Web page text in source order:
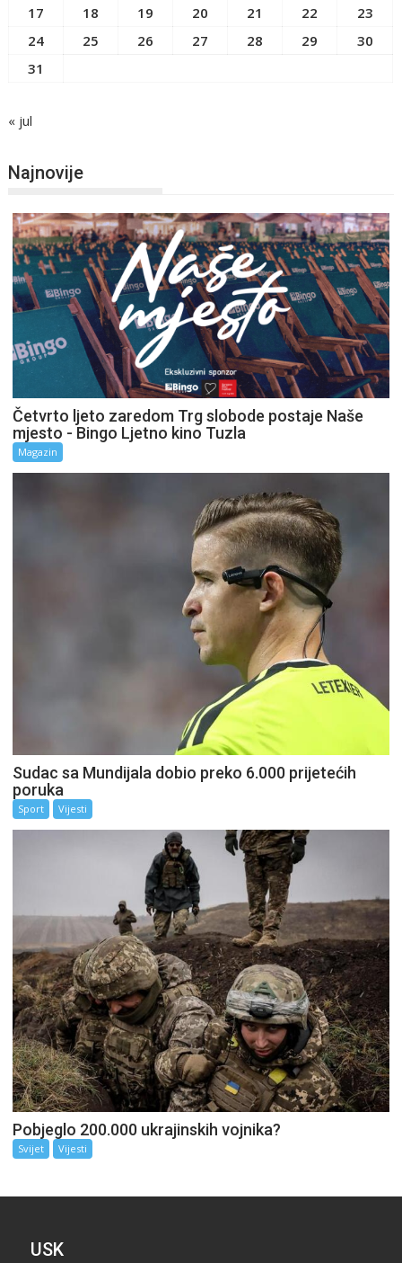
17
18 19 20 21 22
23
24
25 26 27 28 29
30
31
« jul
Najnovije
Četvrto ljeto zaredom Trg slobode postaje Naše
mjesto - Bingo Ljetno kino Tuzla
Magazin
Sudac sa Mundijala dobio preko 6.000 prijetećih
poruka
Sport Vijesti
Pobjeglo 200.000 ukrajinskih vojnika?
Svijet Vijesti
USK